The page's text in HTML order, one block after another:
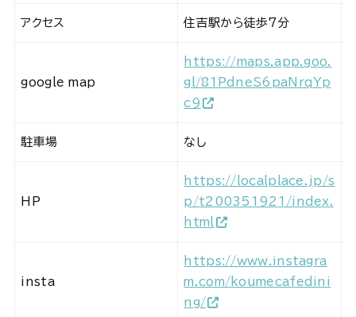
アクセス 住吉駅から徒歩7分
google map
https://maps.app.goo.
gl/81PdneS6paNrqYp
c9
駐車場 なし
HP
https://localplace.jp/s
p/t200351921/index.
html
insta
https://www.instagra
m.com/koumecafedini
ng/